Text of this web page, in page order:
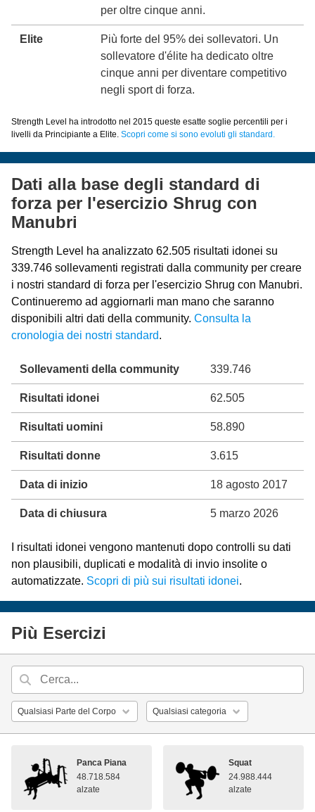
per oltre cinque anni.
Elite
Più forte del 95% dei sollevatori. Un
sollevatore d'élite ha dedicato oltre
cinque anni per diventare competitivo
negli sport di forza.
Strength Level ha introdotto nel 2015 queste esatte soglie percentili per i
livelli da Principiante a Elite. Scopri come si sono evoluti gli standard.
Dati alla base degli standard di
forza per l'esercizio Shrug con
Manubri
Strength Level ha analizzato 62.505 risultati idonei su
339.746 sollevamenti registrati dalla community per creare
i nostri standard di forza per l'esercizio Shrug con Manubri.
Continueremo ad aggiornarli man mano che saranno
disponibili altri dati della community. Consulta la
cronologia dei nostri standard.
Sollevamenti della community 339.746
Risultati idonei 62.505
Risultati uomini 58.890
Risultati donne 3.615
Data di inizio 18 agosto 2017
Data di chiusura 5 marzo 2026
I risultati idonei vengono mantenuti dopo controlli su dati
non plausibili, duplicati e modalità di invio insolite o
automatizzate. Scopri di più sui risultati idonei.
Più Esercizi
Panca Piana
48.718.584
alzate
Squat
24.988.444
alzate